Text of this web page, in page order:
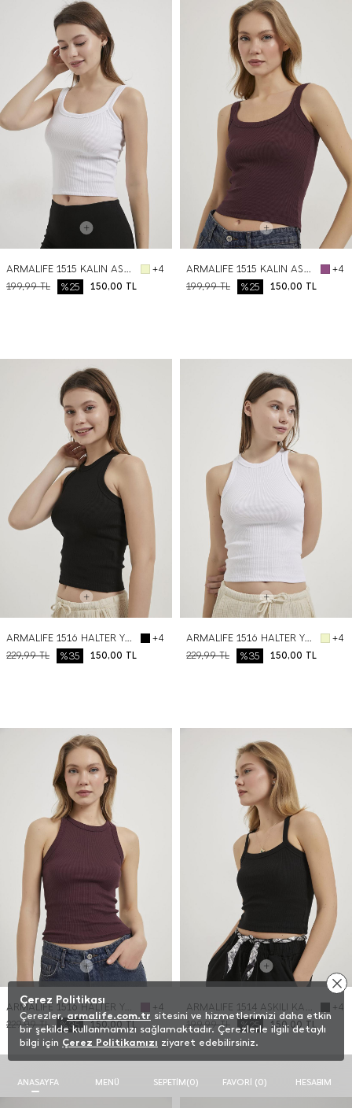
BEDEN SEÇ BEDEN SEÇ
BEDEN SEÇ
ARMALIFE 1515 KALIN ASKILI KAŞKORSE KADIN ATLET
+4
199,99TL 150,00 TL
%25
BEDEN SEÇ
ARMALIFE 1515 KALIN ASKILI KAŞKORSE KADIN ATLET
+4
199,99TL 150,00 TL
%25
BEDEN SEÇ
ARMALIFE 1516 HALTER YAKA KOLSUZ KADIN ATLET
+4
229,99TL 150,00 TL
%35
BEDEN SEÇ
ARMALIFE 1516 HALTER YAKA KOLSUZ KADIN ATLET
+4
229,99TL 150,00 TL
%35
ARMALIFE 1516 HALTER YAKA KOLSUZ KADIN ATLET
+4
229,99TL 150,00 TL
%35
ARMALIFE 1514 ASKILI KAŞKORSE KADIN ATLET
+4
199,99TL 150,00 TL
%25
ANASAYFA MENÜ SEPETIM(0) FAVORI (0) HESABIM
Çerez Politikası
Çerezler,armalife.com.tr sitesini ve hizmetlerimizi daha etkin
bir şekilde kullanmamızı sağlamaktadır. Çerezlerle ilgili detaylı
bilgi için Çerez Politikamızı ziyaret edebilirsiniz.